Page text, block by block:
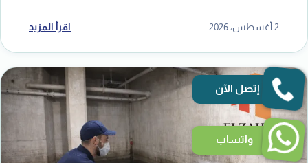
2 أغسطس، 2026 اقرأ المزيد
إتصل الآن
واتساب